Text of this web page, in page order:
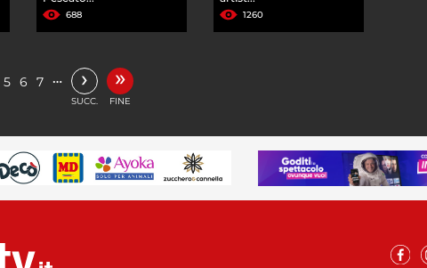
688 1260
5 6 7 … ›
SUCC.
»
FINE